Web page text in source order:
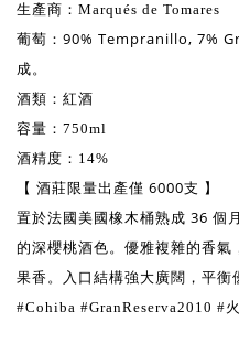
生產商：Marqués de Tomares
葡萄： 90% Tempranillo, 7%
成。
酒類：紅酒
容量：750ml
酒精度：14%
【 酒莊限量出產僅 6000支 】
置於法國美國橡木桶熟成 36 個
的深櫻桃酒色。優雅複雜的香
果香。入口結構強大廣闊，平衡
#Cohiba #GranReserva2010 #